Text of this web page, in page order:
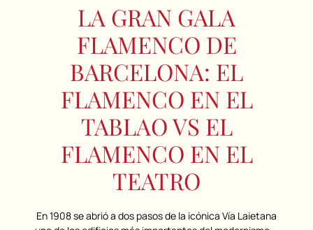
LA GRAN GALA
FLAMENCO DE
BARCELONA: EL
FLAMENCO EN EL
TABLAO VS EL
FLAMENCO EN EL
TEATRO
En 1908 se abrió a dos pasos de la icónica Vía Laietana